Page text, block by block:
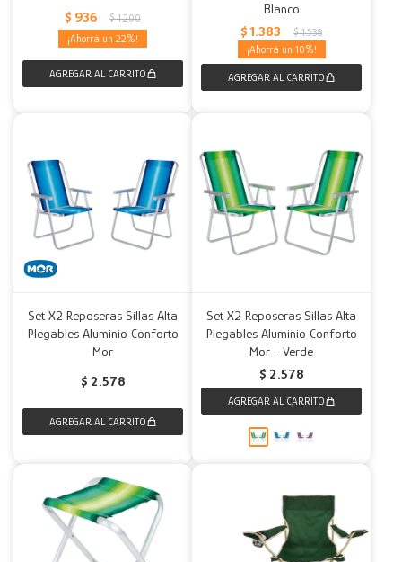
$ 936 $ 1.200
22
Blanco
$ 1.383 $ 1.538
10
Set X2 Reposeras Sillas Alta
Plegables Aluminio Conforto
Mor
$ 2.578
Set X2 Reposeras Sillas Alta
Plegables Aluminio Conforto
Mor - Verde
$ 2.578